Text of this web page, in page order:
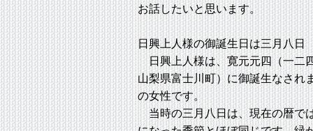
お話したいと思います。
日興上人様の御誕生日は三月八日
日興上人様は、寛元元四（一二
山梨県富士川町）に御誕生なされ
の女性です。
当時の三月八日は、現在の暦で